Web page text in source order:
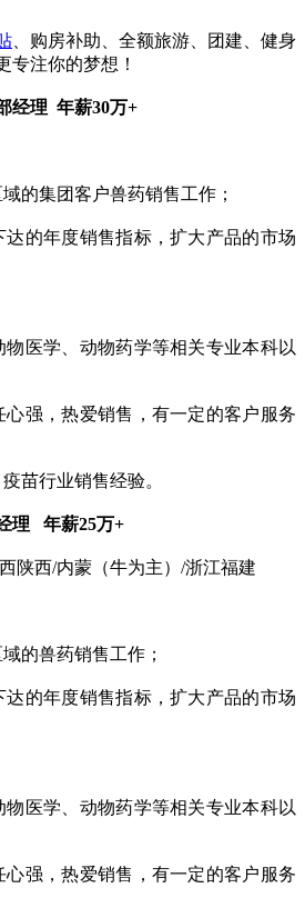
、购房补助、全额旅游、团建、健身
专注你的梦想！
理 年薪30万+
集团客户兽药销售工作；
的年度销售指标，扩大产品的市场
医学、动物药学等相关专业本科以
强，热爱销售，有一定的客户服务
行业销售经验。
年薪25万+
西/内蒙（牛为主）/浙江福建
兽药销售工作；
的年度销售指标，扩大产品的市场
医学、动物药学等相关专业本科以
强，热爱销售，有一定的客户服务